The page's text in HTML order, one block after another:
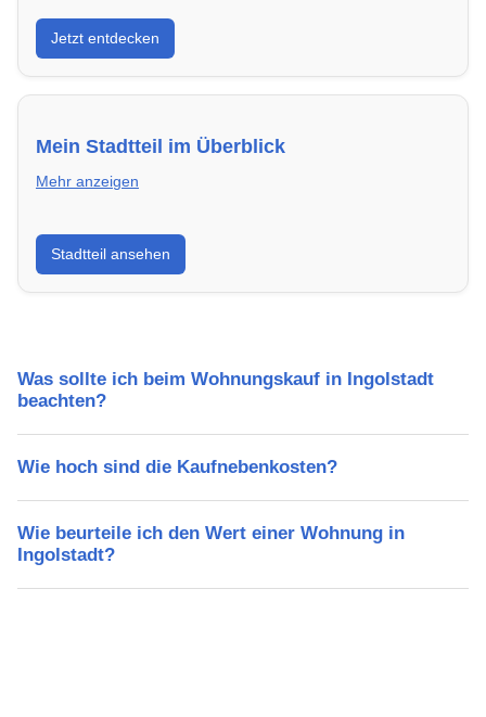
Entdecke Neubauprojekte in Ingolstadt – modern,
energieeffizient und sofort bezugsfertig.
Jetzt entdecken
Mein Stadtteil im Überblick
Mehr anzeigen
Erfahre mehr über deinen Stadtteil in Ingolstadt:
Lebensqualität, Verkehrsanbindung, Schulen,
Freizeitmöglichkeiten und Mietpreise.
Stadtteil ansehen
Was sollte ich beim Wohnungskauf in Ingolstadt
beachten?
Wie hoch sind die Kaufnebenkosten?
Wie beurteile ich den Wert einer Wohnung in
Ingolstadt?